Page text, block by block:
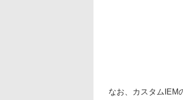
なお、カスタムIEM